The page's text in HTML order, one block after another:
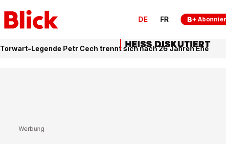
DE FR
Torwart-Legende Petr Cech trennt sich nach 26 Jahren Ehe
HEISS DISKUTIERT